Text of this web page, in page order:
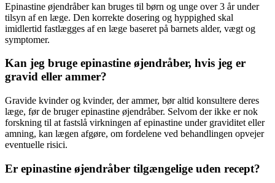
Epinastine øjendråber kan bruges til børn og unge over 3 år under
tilsyn af en læge. Den korrekte dosering og hyppighed skal
imidlertid fastlægges af en læge baseret på barnets alder, vægt og
symptomer.
Kan jeg bruge epinastine øjendråber, hvis jeg er
gravid eller ammer?
Gravide kvinder og kvinder, der ammer, bør altid konsultere deres
læge, før de bruger epinastine øjendråber. Selvom der ikke er nok
forskning til at fastslå virkningen af ​​epinastine under graviditet eller
amning, kan lægen afgøre, om fordelene ved behandlingen opvejer
eventuelle risici.
Er epinastine øjendråber tilgængelige uden recept?